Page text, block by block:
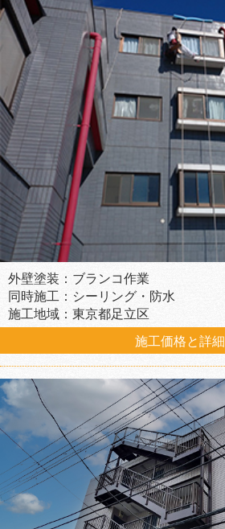
外壁塗装：ブランコ作業
同時施工：シーリング・防水
施工地域：東京都足立区
施工価格と詳細